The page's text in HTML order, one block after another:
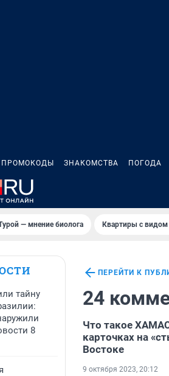
ПРОМОКОДЫ ЗНАКОМСТВА ПОГОДА
— мнение биолога Квартиры с видом
тайну
8
ПЕРЕЙТИ К
24
Что такое ХАМАС
карточках на
Востоке
9 октября 2023, 20:12